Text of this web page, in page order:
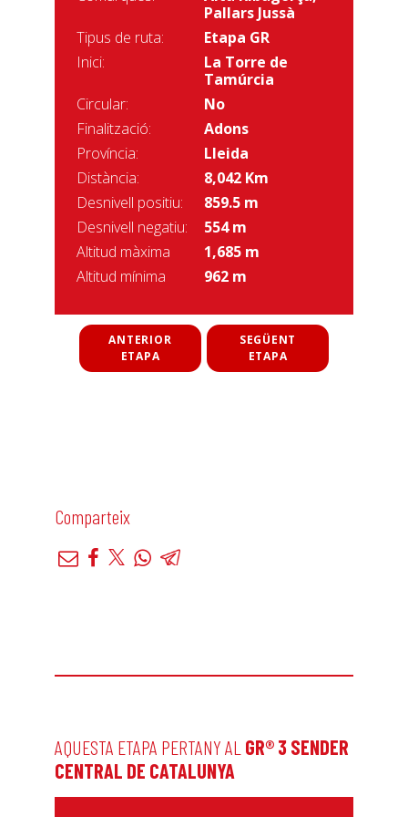
Pallars Jussà
Tipus de ruta:
Etapa GR
Inici:
La Torre de
Tamúrcia
Circular:
No
Finalització:
Adons
Província:
Lleida
Distància:
8,042 Km
Desnivell positiu:
859.5 m
Desnivell negatiu:
554 m
Altitud màxima
1,685 m
Altitud mínima
962 m
ANTERIOR
ETAPA
SEGÜENT
ETAPA
Comparteix
AQUESTA ETAPA PERTANY AL GR® 3 SENDER
CENTRAL DE CATALUNYA